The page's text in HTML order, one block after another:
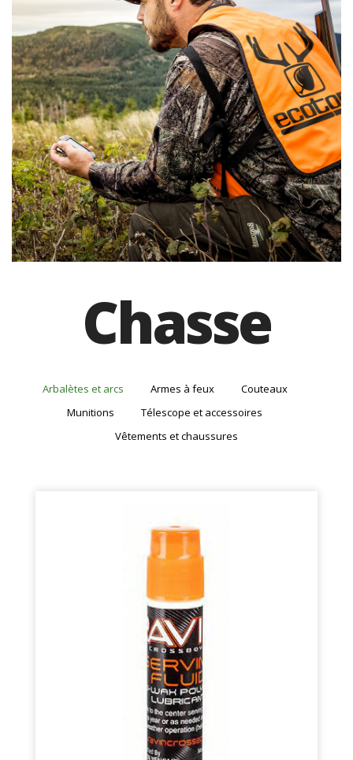
Chasse
Arbalètes et arcs Armes à feux
Couteaux
Munitions
Télescope et accessoires
Vêtements et chaussures